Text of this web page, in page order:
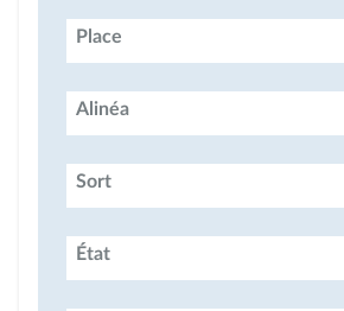
Place
Alinéa
Sort
État